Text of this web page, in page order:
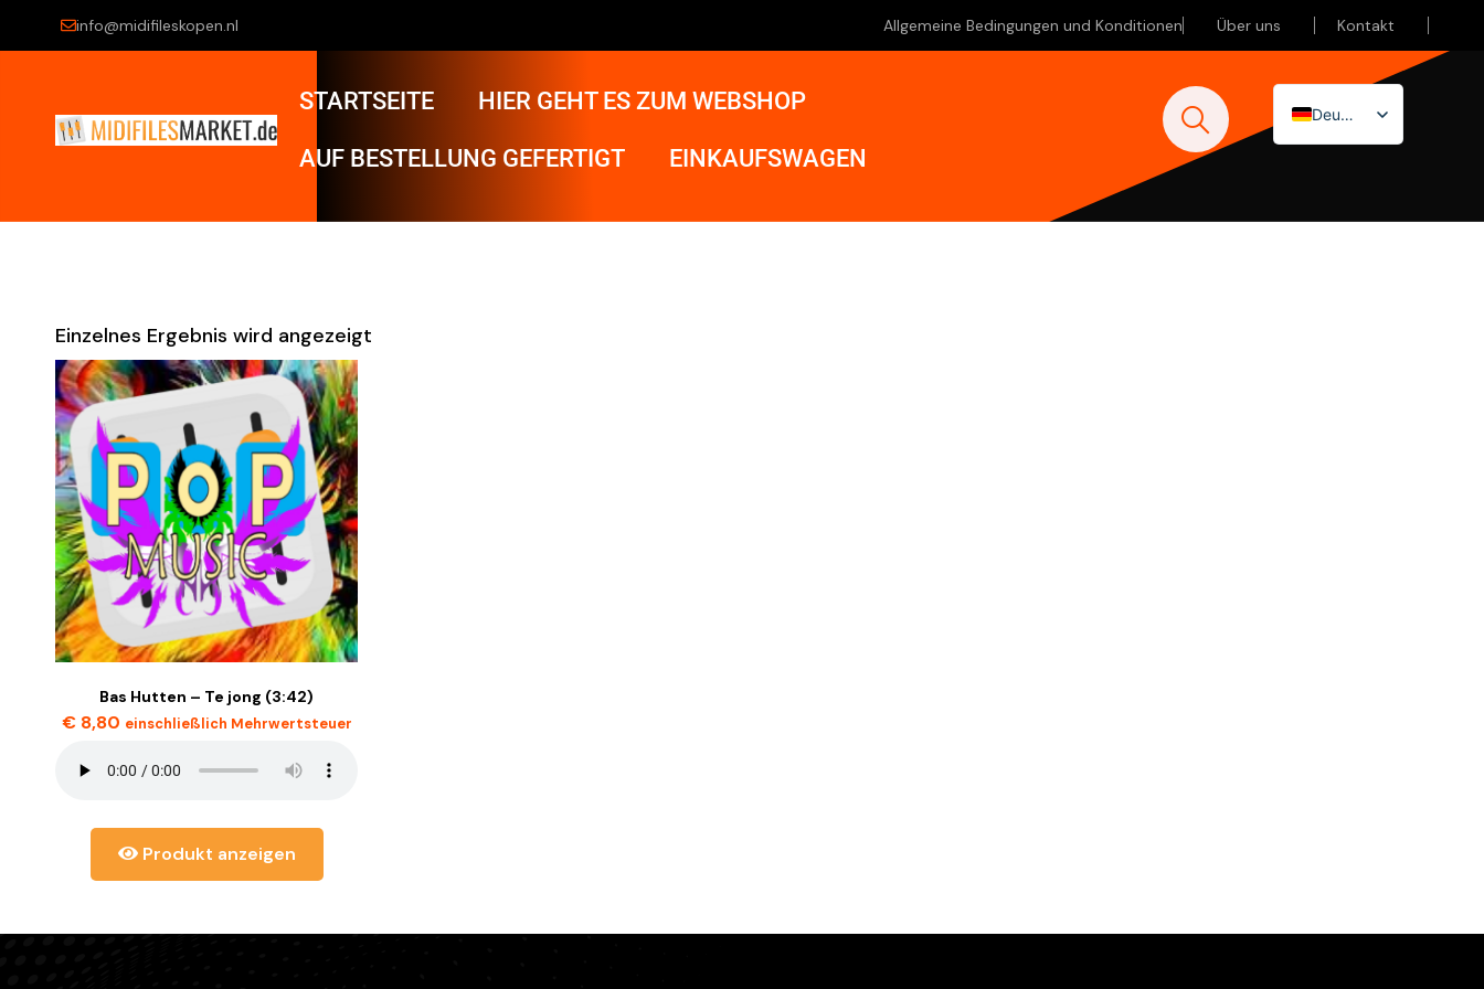
info@midifileskopen.nl Allgemeine Bedingungen und Konditionen Über uns Kontakt
STARTSEITE HIER GEHT ES ZUM WEBSHOP
AUF BESTELLUNG GEFERTIGT EINKAUFSWAGEN
Deutsch
Nederlands
Einzelnes Ergebnis wird angezeigt
Bas Hutten – Te jong (3:42)
€8,80 einschließlich Mehrwertsteuer
Produkt anzeigen